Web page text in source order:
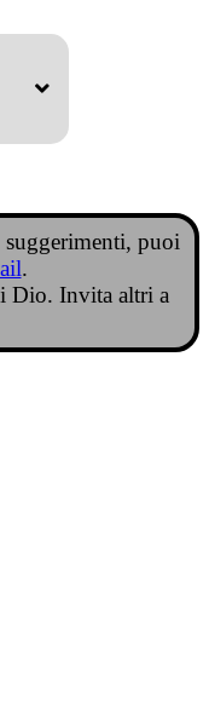
puoi
.
Dio. Invita altri a